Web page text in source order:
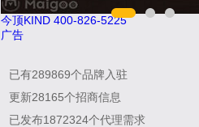
今顶KIND 400-826-5225
广告
已有289869个品牌入驻
更新28165个招商信息
已发布1872324个代理需求